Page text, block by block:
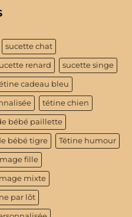
sucette chat
renard sucette singe
cadeau bleu
tétine chien
bébé paillette
bébé tigre Tétine humour
fille
mixte
par lôt